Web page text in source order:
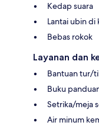
Kedap suara
Lantai ubin di
Bebas rokok
Layanan dan
Bantuan tur/
Buku
Setrika/meja
Air minum